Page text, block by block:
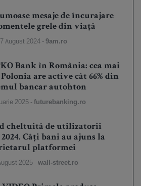
mesaje de încurajare
grele din viață
7 August 2024 -9am.ro
Bank în România: cea mai
are active cât 66% din
bancar autohton
2025 -futurebanking.ro
cheltuită de utilizatorii
Câți bani au ajuns la
platformei
2025 -wall-street.ro